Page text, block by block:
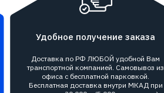
Удобное получение заказа
Доставка по РФ ЛЮБОЙ удобной Вам
транспортной компанией. Самовывоз из
офиса с бесплатной парковкой.
Бесплатная доставка внутри МКАД при